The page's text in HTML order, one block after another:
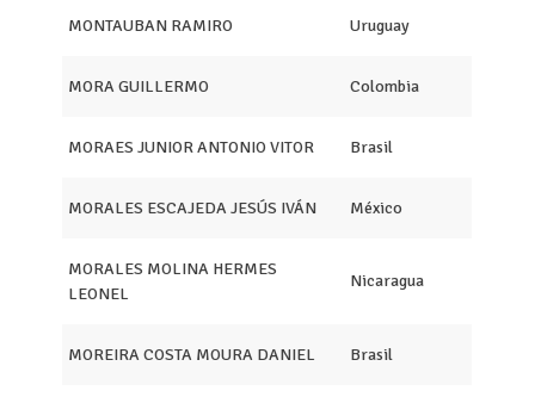
MONTAUBAN RAMIRO Uruguay
MORA GUILLERMO Colombia
MORAES JUNIOR ANTONIO VITOR Brasil
MORALES ESCAJEDA JESÚS IVÁN México
MORALES MOLINA HERMES
LEONEL
Nicaragua
MOREIRA COSTA MOURA DANIEL Brasil